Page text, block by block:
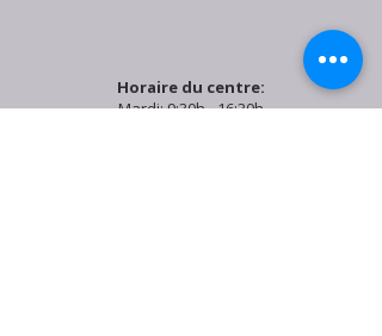
Horaire du centre:
Mardi: 9:30h - 16:30h